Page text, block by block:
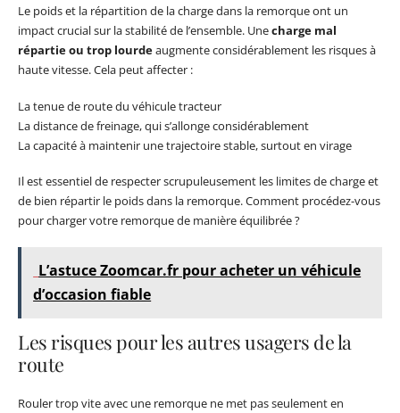
Le poids et la répartition de la charge dans la remorque ont un
impact crucial sur la stabilité de l’ensemble. Unecharge mal
répartie ou trop lourdeaugmente considérablement les risques à
haute vitesse. Cela peut affecter :
La tenue de route du véhicule tracteur
La distance de freinage, qui s’allonge considérablement
La capacité à maintenir une trajectoire stable, surtout en virage
Il est essentiel de respecter scrupuleusement les limites de charge et
de bien répartir le poids dans la remorque. Comment procédez-vous
pour charger votre remorque de manière équilibrée ?
L’astuce Zoomcar.fr pour acheter un véhicule
d’occasion fiable
Les risques pour les autres usagers de la
route
Rouler trop vite avec une remorque ne met pas seulement en